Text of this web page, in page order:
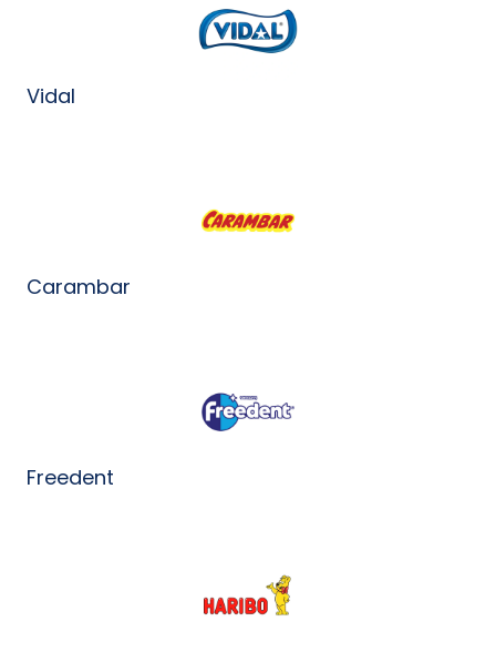
Vidal
Carambar
Freedent